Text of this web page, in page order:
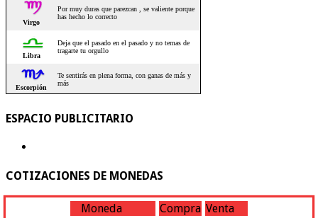
ESPACIO PUBLICITARIO
COTIZACIONES DE MONEDAS
Moneda Compra Venta